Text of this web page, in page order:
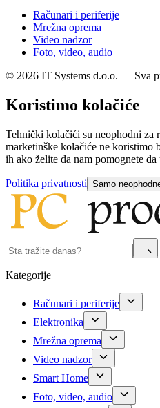
Računari i periferije
Mrežna oprema
Video nadzor
Foto, video, audio
© 2026 IT Systems d.o.o. — Sva
Koristimo kolačiće
Tehnički kolačići su neophodni za
marketinške kolačiće ne koristimo
ih ako želite da nam pomognete
Politika privatnosti Samo
Kategorije
Računari i periferije
Elektronika
Mrežna oprema
Video nadzor
Smart Home
Foto, video, audio